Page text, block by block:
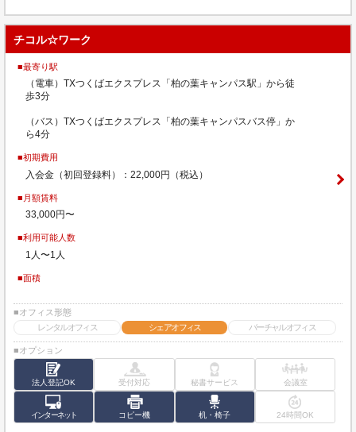
チコル☆ワーク
■最寄り駅
（電車）TXつくばエクスプレス「柏の葉キャンパス駅」から徒
歩3分
（バス）TXつくばエクスプレス「柏の葉キャンパスバス停」か
ら4分
■初期費用
入会金（初回登録料）：22,000円（税込）
■月額賃料
33,000円〜
■利用可能人数
1人〜1人
■面積
■オフィス形態
レンタルオフィス
シェアオフィス バーチャルオフィス
■オプション
法人登記OK 受付対応 秘書サービス 会議室
インターネット コピー機 机・椅子 24時間OK